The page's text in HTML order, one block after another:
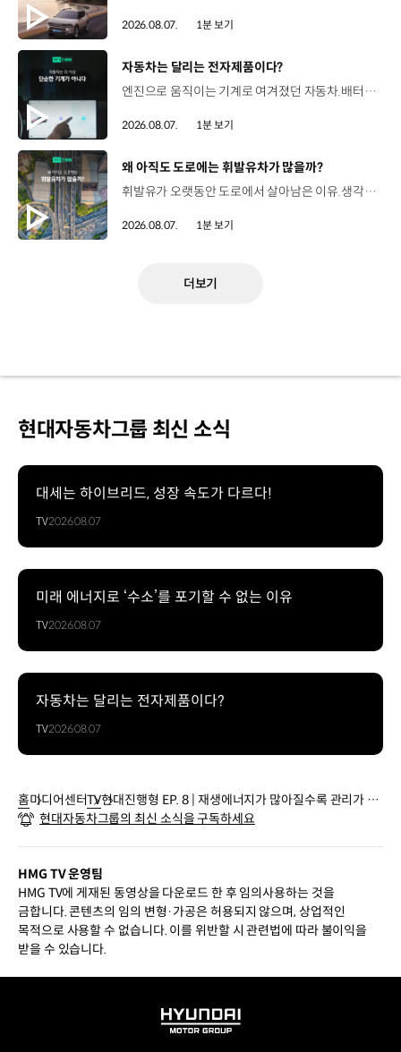
2026.08.07. 1분 보기
[동영상]
자동차는 달리는 전자제품이다?
엔진으로 움직이는 기계로 여겨졌던 자동차.배터리와 소프트웨어를 통해 어떻게 바뀌고 있을까요? 현대진행형 팟캐스트 EP.21에서 확인하세요.📻 #현대자동차그룹 #현대진행형 #모빌리티팟캐스트 #SDV #전기차 #연료 #미래모빌리티 #모빌리티
2026.08.07. 1분 보기
[동영상]
왜 아직도 도로에는 휘발유차가 많을까?
휘발유가 오랫동안 도로에서 살아남은 이유.생각보다 강력한 장점이 있었습니다. 현대진행형 팟캐스트 EP.21에서 확인하세요.📻 #현대자동차그룹 #현대진행형 #모빌리티팟캐스트 #휘발유 #내연기관 #연료 #미래모빌리티 #모빌리티
2026.08.07. 1분 보기
더보기
현대자동차그룹 최신 소식
대세는 하이브리드, 성장 속도가 다르다!
TV2026.08.07
미래 에너지로 ‘수소’를 포기할 수 없는 이유
TV2026.08.07
자동차는 달리는 전자제품이다?
TV2026.08.07
홈미디어센터TV현대진행형 EP. 8 | 재생에너지가 많아질수록 관리가 어
려워지는 이유 | #Shorts
현대자동차그룹의 최신 소식을 구독하세요
HMG TV 운영팀
HMG TV에 게재된 동영상을 다운로드 한 후 임의사용하는 것을
금합니다. 콘텐츠의 임의 변형·가공은 허용되지 않으며, 상업적인
목적으로 사용할 수 없습니다. 이를 위반할 시 관련법에 따라 불이익을
받을 수 있습니다.
HYUNDAI